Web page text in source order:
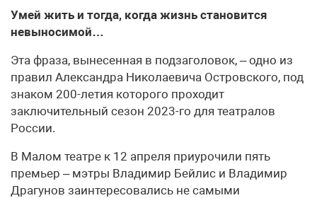
Умей жить и тогда, когда жизнь становится
невыносимой…
Эта фраза, вынесенная в подзаголовок, – одно из
правил Александра Николаевича Островского, под
знаком 200-летия которого проходит
заключительный сезон 2023-го для театралов
России.
В Малом театре к 12 апреля приурочили пять
премьер – мэтры Владимир Бейлис и Владимир
Драгунов заинтересовались не самыми